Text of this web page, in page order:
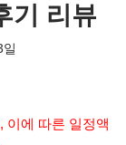
기 리뷰
이에 따른 일정액